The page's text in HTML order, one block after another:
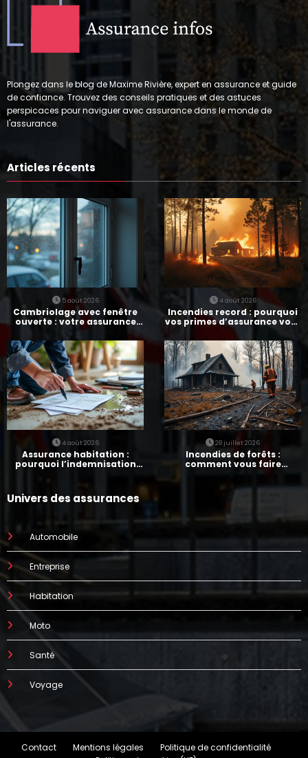
Plongez dans le blog de Maxime Rivière, expert en assurance et guide
de confiance. Trouvez des conseils pratiques et des astuces
perspicaces pour naviguer avec assurance dans le monde de
l'assurance.
Articles récents
5 août 2026
Cambriolage avec fenêtre
ouverte : votre assurance
paie-t-elle ?
4 août 2026
Incendies record : pourquoi
vos primes d’assurance vont
augmenter
4 août 2026
Assurance habitation :
pourquoi l’indemnisation
28 juillet 2026
Incendies de forêts :
comment vous faire
indemniser par votre
Univers des assurances
Automobile
Entreprise
Habitation
Moto
Santé
Voyage
Contact Mentions légales
Politique de confidentialité